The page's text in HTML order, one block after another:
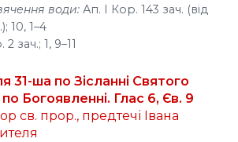
води: Ап. І Кор. 143 зач. (від
10, 1–4
зач.; 1, 9–11
31-ша по Зісланні Святого
Богоявленні. Глас 6, Єв. 9
св. прор., предтечі Івана